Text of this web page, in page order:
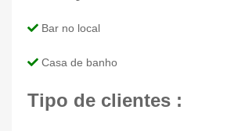
Bar no local
Casa de banho
Tipo de clientes :